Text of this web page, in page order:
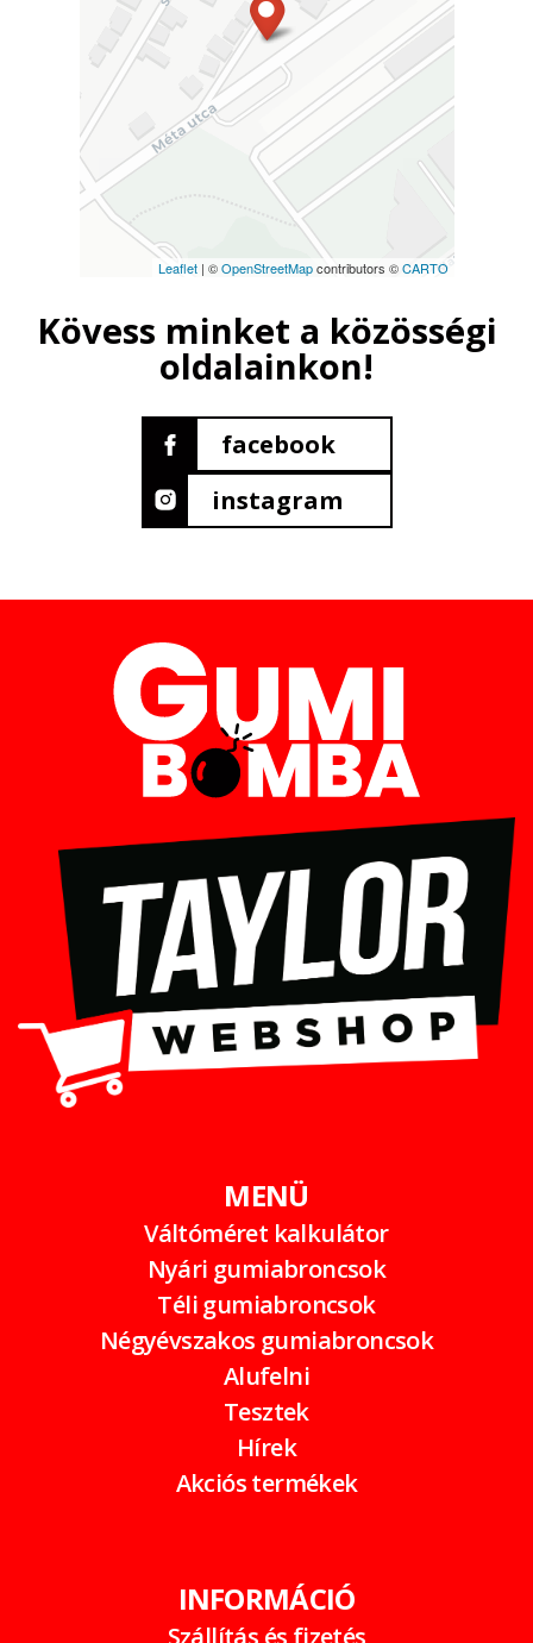
Leaflet| ©OpenStreetMapcontributors ©CARTO
Kövess minket a közösségi
oldalainkon!
facebook
instagram
MENÜ
Váltóméret kalkulátor
Nyári gumiabroncsok
Téli gumiabroncsok
Négyévszakos gumiabroncsok
Alufelni
Tesztek
Hírek
Akciós termékek
INFORMÁCIÓ